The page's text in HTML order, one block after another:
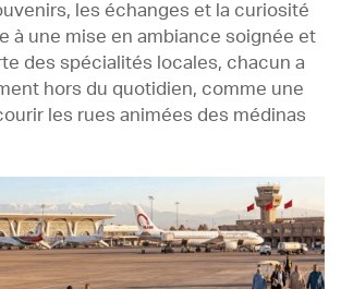
les échanges et la curiosité
à une mise en ambiance soignée et
des spécialités locales, chacun a
hors du quotidien, comme une
les rues animées des médinas